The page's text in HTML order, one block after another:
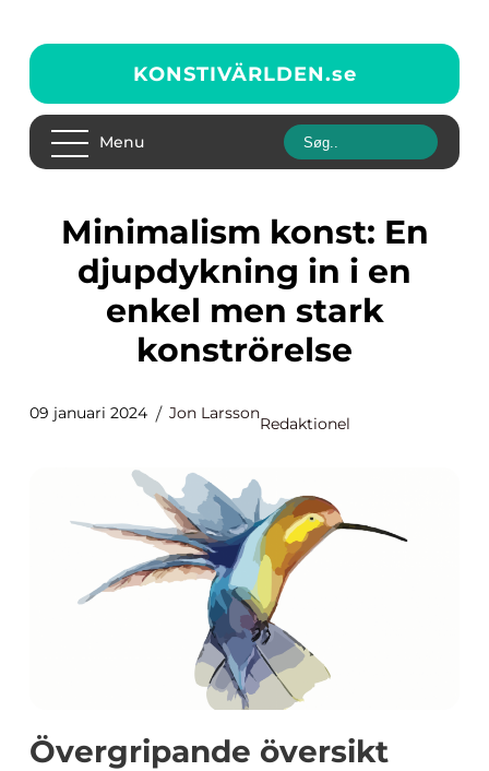
KONSTIVÄRLDEN.se
Menu
Minimalism konst: En
djupdykning in i en
enkel men stark
konströrelse
09 januari 2024 Jon Larsson
Redaktionel
Övergripande översikt